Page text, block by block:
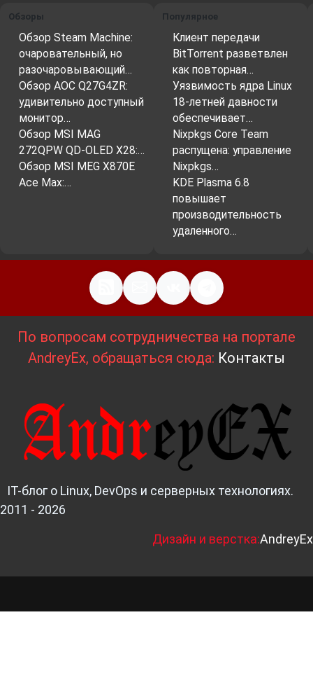
Обзоры
Обзор Steam Machine:
очаровательный, но
разочаровывающий…
Обзор AOC Q27G4ZR:
удивительно доступный
монитор…
Обзор MSI MAG
272QPW QD-OLED X28:…
Обзор MSI MEG X870E
Ace Max:…
Популярное
Клиент передачи
BitTorrent разветвлен
как повторная…
Уязвимость ядра Linux
18-летней давности
обеспечивает…
Nixpkgs Core Team
распущена: управление
Nixpkgs…
KDE Plasma 6.8
повышает
производительность
удаленного…
По вопросам сотрудничества на портале
AndreyEx, обращаться сюда: Контакты
IT-блог о Linux, DevOps и серверных технологиях.
2011 - 2026
Дизайн и верстка:AndreyEx